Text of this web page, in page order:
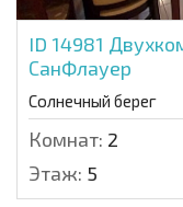
ID 14981
СанФлауер
Солнечный берег
Комнат: 2
Этаж: 5